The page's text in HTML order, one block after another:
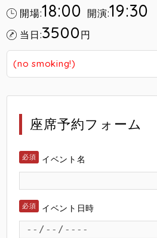
開場:18:00 開演:19:30
当日:3500円
(no smoking!)
座席予約フォーム
イベント名
イベント日時